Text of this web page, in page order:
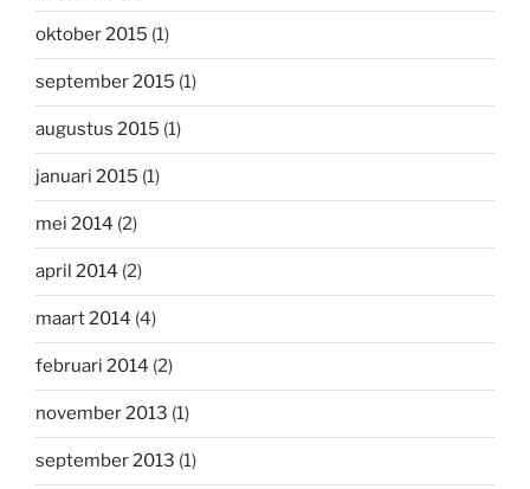
oktober 2015 (1)
september 2015 (1)
augustus 2015 (1)
januari 2015 (1)
mei 2014 (2)
april 2014 (2)
maart 2014 (4)
februari 2014 (2)
november 2013 (1)
september 2013 (1)